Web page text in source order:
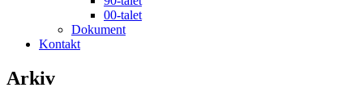
00-talet
Dokument
Kontakt
Arkiv